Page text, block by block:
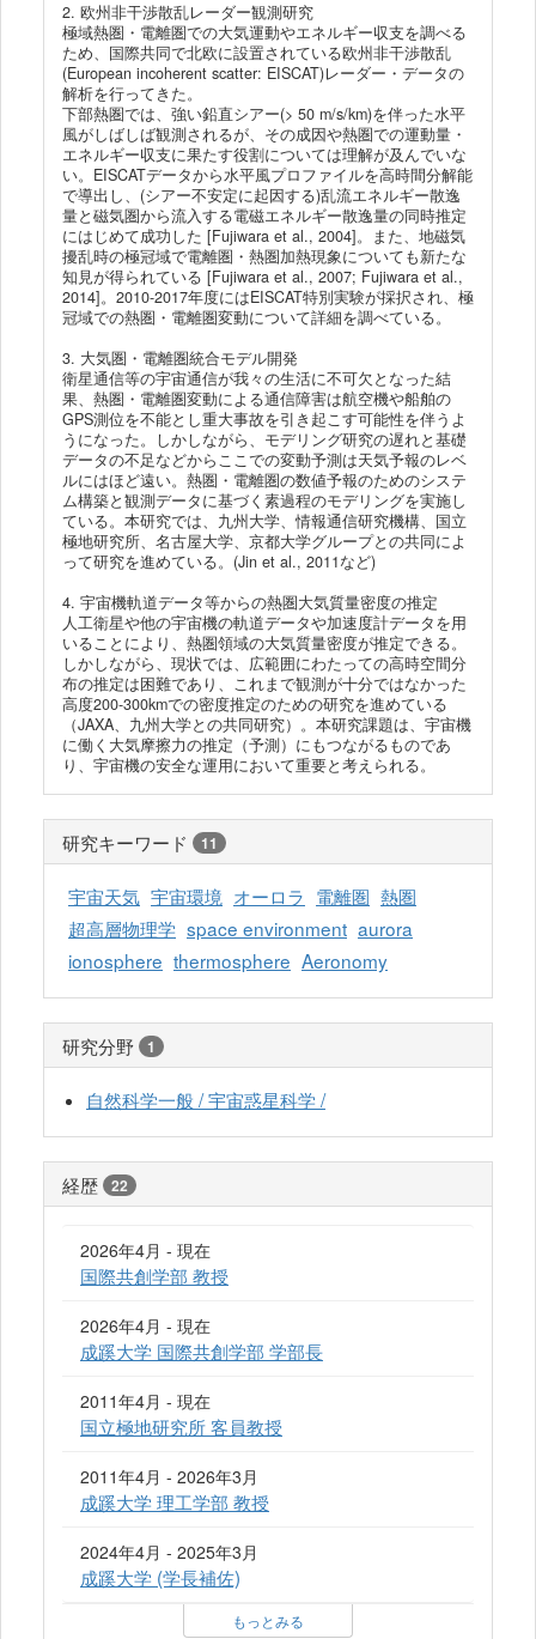
2. 欧州非干渉散乱レーダー観測研究
極域熱圏・電離圏での大気運動やエネルギー収支を調べる
ため、国際共同で北欧に設置されている欧州非干渉散乱
(European incoherent scatter: EISCAT)レーダー・データの
解析を行ってきた。
下部熱圏では、強い鉛直シアー(> 50 m/s/km)を伴った水平
風がしばしば観測されるが、その成因や熱圏での運動量・
エネルギー収支に果たす役割については理解が及んでいな
い。EISCATデータから水平風プロファイルを高時間分解能
で導出し、(シアー不安定に起因する)乱流エネルギー散逸
量と磁気圏から流入する電磁エネルギー散逸量の同時推定
にはじめて成功した [Fujiwara et al., 2004]。また、地磁気
擾乱時の極冠域で電離圏・熱圏加熱現象についても新たな
知見が得られている [Fujiwara et al., 2007; Fujiwara et al.,
2014]。2010-2017年度にはEISCAT特別実験が採択され、極
冠域での熱圏・電離圏変動について詳細を調べている。
3. 大気圏・電離圏統合モデル開発
衛星通信等の宇宙通信が我々の生活に不可欠となった結
果、熱圏・電離圏変動による通信障害は航空機や船舶の
GPS測位を不能とし重大事故を引き起こす可能性を伴うよ
うになった。しかしながら、モデリング研究の遅れと基礎
データの不足などからここでの変動予測は天気予報のレベ
ルにはほど遠い。熱圏・電離圏の数値予報のためのシステ
ム構築と観測データに基づく素過程のモデリングを実施し
ている。本研究では、九州大学、情報通信研究機構、国立
極地研究所、名古屋大学、京都大学グループとの共同によ
って研究を進めている。(Jin et al., 2011など)
4. 宇宙機軌道データ等からの熱圏大気質量密度の推定
人工衛星や他の宇宙機の軌道データや加速度計データを用
いることにより、熱圏領域の大気質量密度が推定できる。
しかしながら、現状では、広範囲にわたっての高時空間分
布の推定は困難であり、これまで観測が十分ではなかった
高度200-300kmでの密度推定のための研究を進めている
（JAXA、九州大学との共同研究）。本研究課題は、宇宙機
に働く大気摩擦力の推定（予測）にもつながるものであ
り、宇宙機の安全な運用において重要と考えられる。
研究キーワード 11
宇宙天気 宇宙環境 オーロラ 電離圏 熱圏
超高層物理学 space environment aurora
ionosphere thermosphere Aeronomy
研究分野 1
自然科学一般 / 宇宙惑星科学 /
経歴 22
2026年4月 - 現在
国際共創学部 教授
2026年4月 - 現在
成蹊大学 国際共創学部 学部長
2011年4月 - 現在
国立極地研究所 客員教授
2011年4月 - 2026年3月
成蹊大学 理工学部 教授
2024年4月 - 2025年3月
成蹊大学 (学長補佐)
もっとみる